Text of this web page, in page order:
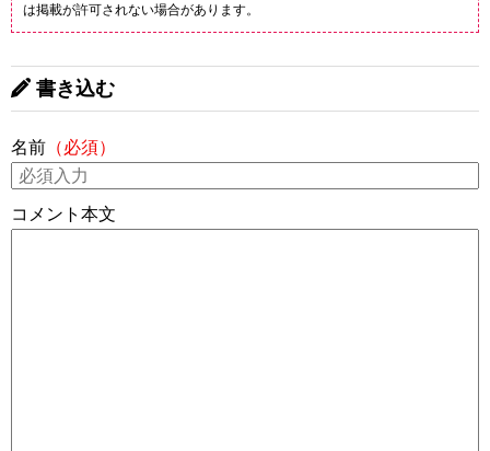
は掲載が許可されない場合があります。
書き込む
名前 （必須）
コメント本文